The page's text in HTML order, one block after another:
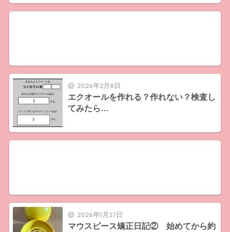
2026年2月8日
エクオールを作れる？作れない？検査し
てみたら…
2026年1月27日
マウスピース矯正日記② 始めてから約